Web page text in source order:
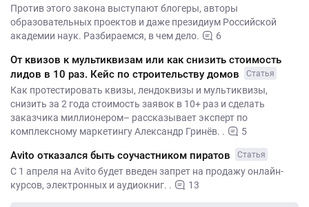
Против этого закона выступают блогеры, авторы
образовательных проектов и даже президиум Российской
академии наук. Разбираемся, в чем дело.
6
От квизов к мультиквизам или как снизить стоимость
лидов в 10 раз. Кейс по строительству домов
Статья
Как протестировать квизы, лендоквизы и мультиквизы,
снизить за 2 года стоимость заявок в 10+ раз и сделать
заказчика миллионером– рассказывает эксперт по
комплексному маркетингу Александр Гринёв. .
5
Avito отказался быть соучастником пиратов Статья
С 1 апреля на Avito будет введен запрет на продажу онлайн-
курсов, электронных и аудиокниг. .
13